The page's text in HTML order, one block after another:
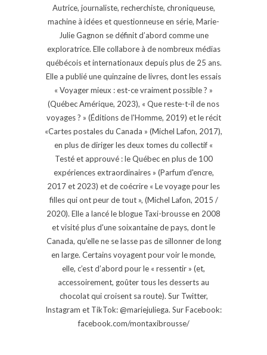
Autrice, journaliste, recherchiste, chroniqueuse,
machine à idées et questionneuse en série, Marie-
Julie Gagnon se définit d’abord comme une
exploratrice. Elle collabore à de nombreux médias
québécois et internationaux depuis plus de 25 ans.
Elle a publié une quinzaine de livres, dont les essais
« Voyager mieux : est-ce vraiment possible ? »
(Québec Amérique, 2023), « Que reste-t-il de nos
voyages ? » (Éditions de l'Homme, 2019) et le récit
«Cartes postales du Canada » (Michel Lafon, 2017),
en plus de diriger les deux tomes du collectif «
Testé et approuvé : le Québec en plus de 100
expériences extraordinaires » (Parfum d'encre,
2017 et 2023) et de coécrire « Le voyage pour les
filles qui ont peur de tout », (Michel Lafon, 2015 /
2020). Elle a lancé le blogue Taxi-brousse en 2008
et visité plus d'une soixantaine de pays, dont le
Canada, qu'elle ne se lasse pas de sillonner de long
en large. Certains voyagent pour voir le monde,
elle, c’est d’abord pour le « ressentir » (et,
accessoirement, goûter tous les desserts au
chocolat qui croisent sa route). Sur Twitter,
Instagram et TikTok: @mariejuliega. Sur Facebook:
facebook.com/montaxibrousse/